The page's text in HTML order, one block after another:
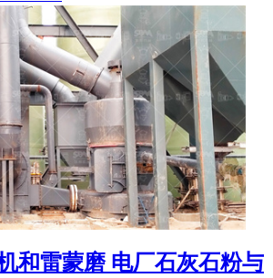
和雷蒙磨 电厂石灰石粉与